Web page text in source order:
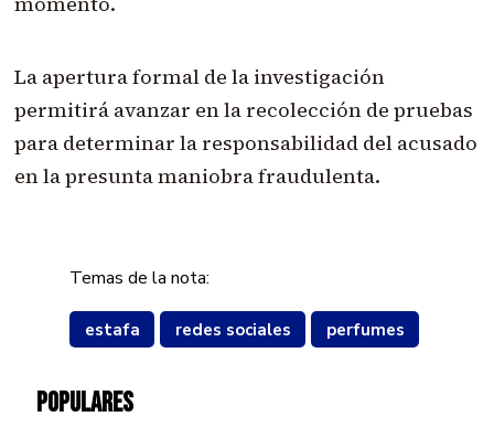
La apertura formal de la investigación
permitirá avanzar en la recolección de pruebas
para determinar la responsabilidad del acusado
en la presunta maniobra fraudulenta.
Temas de la nota:
estafa redes sociales perfumes
POPULARES